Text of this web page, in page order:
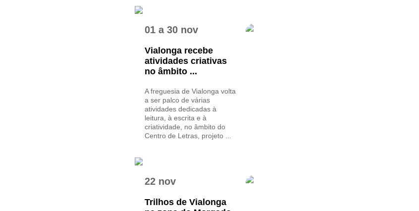
01 a30 nov
Vialonga recebe
atividades criativas
no âmbito ...
A freguesia de Vialonga volta
a ser palco de várias
atividades dedicadas à
leitura, à escrita e à
criatividade, no âmbito do
Centro de Letras, projeto ...
22 nov
Trilhos de Vialonga